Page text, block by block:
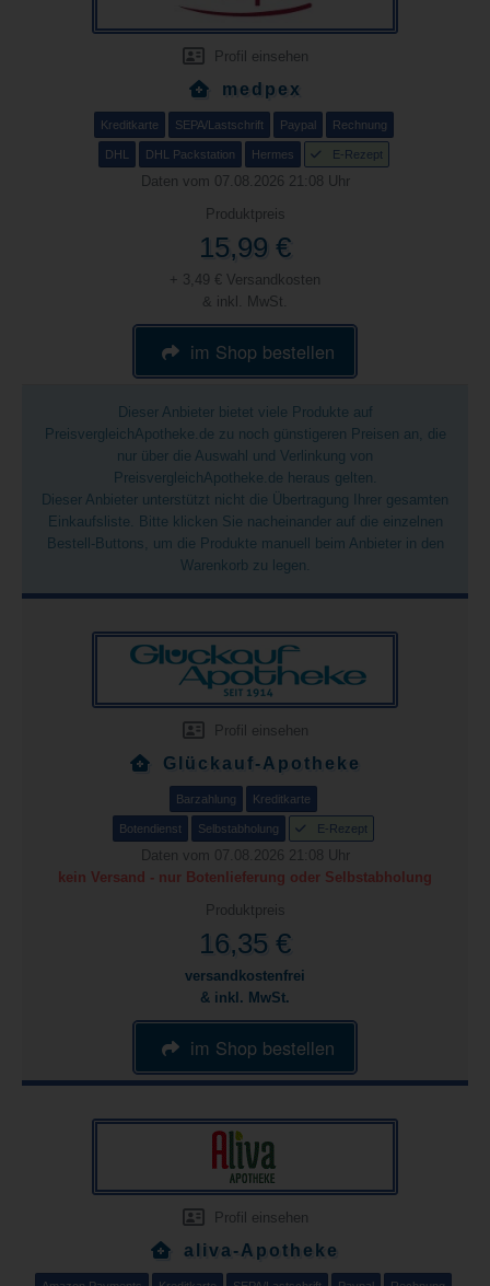
Profil einsehen
medpex
Kreditkarte SEPA/Lastschrift Paypal Rechnung
DHL DHL Packstation Hermes E-Rezept
Daten vom 07.08.2026 21:08 Uhr
Produktpreis
15,99 €
+ 3,49 € Versandkosten
& inkl. MwSt.
im Shop bestellen
Dieser Anbieter bietet viele Produkte auf
PreisvergleichApotheke.de zu noch günstigeren Preisen an, die
nur über die Auswahl und Verlinkung von
PreisvergleichApotheke.de heraus gelten.
Dieser Anbieter unterstützt nicht die Übertragung Ihrer gesamten
Einkaufsliste. Bitte klicken Sie nacheinander auf die einzelnen
Bestell-Buttons, um die Produkte manuell beim Anbieter in den
Warenkorb zu legen.
Profil einsehen
Glückauf-Apotheke
Barzahlung Kreditkarte
Botendienst Selbstabholung E-Rezept
Daten vom 07.08.2026 21:08 Uhr
kein Versand - nur Botenlieferung oder Selbstabholung
Produktpreis
16,35 €
versandkostenfrei
& inkl. MwSt.
im Shop bestellen
Profil einsehen
aliva-Apotheke